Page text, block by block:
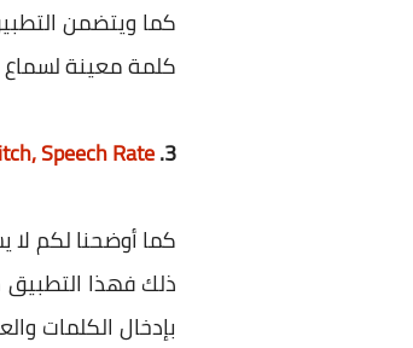
كما ويتضمن
كلمة معينة لسماع
3.
Speech Rate
كما أوضحنا لكم لا
بإدخال الكلمات